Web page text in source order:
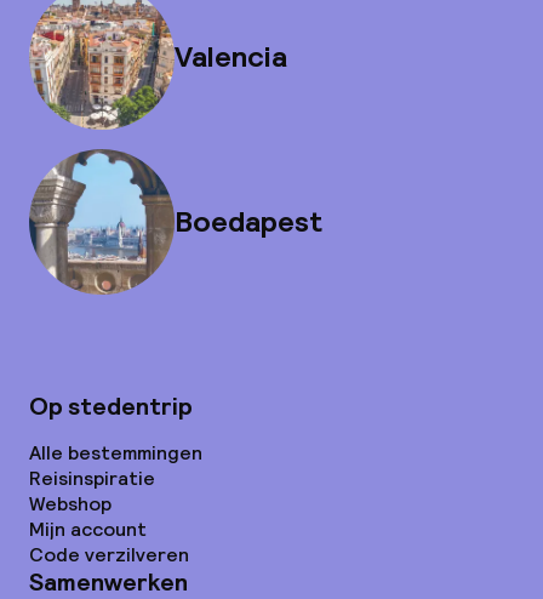
Valencia
Boedapest
Op stedentrip
Alle bestemmingen
Reisinspiratie
Webshop
Mijn account
Code verzilveren
Samenwerken